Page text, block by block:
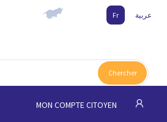
Fr عربية
Chercher
MON COMPTE CITOYEN